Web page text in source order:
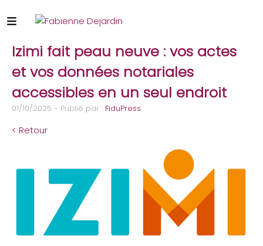
Izimi fait peau neuve : vos actes
et vos données notariales
accessibles en un seul endroit
01/10/2025 - Publié par : FiduPress
< Retour